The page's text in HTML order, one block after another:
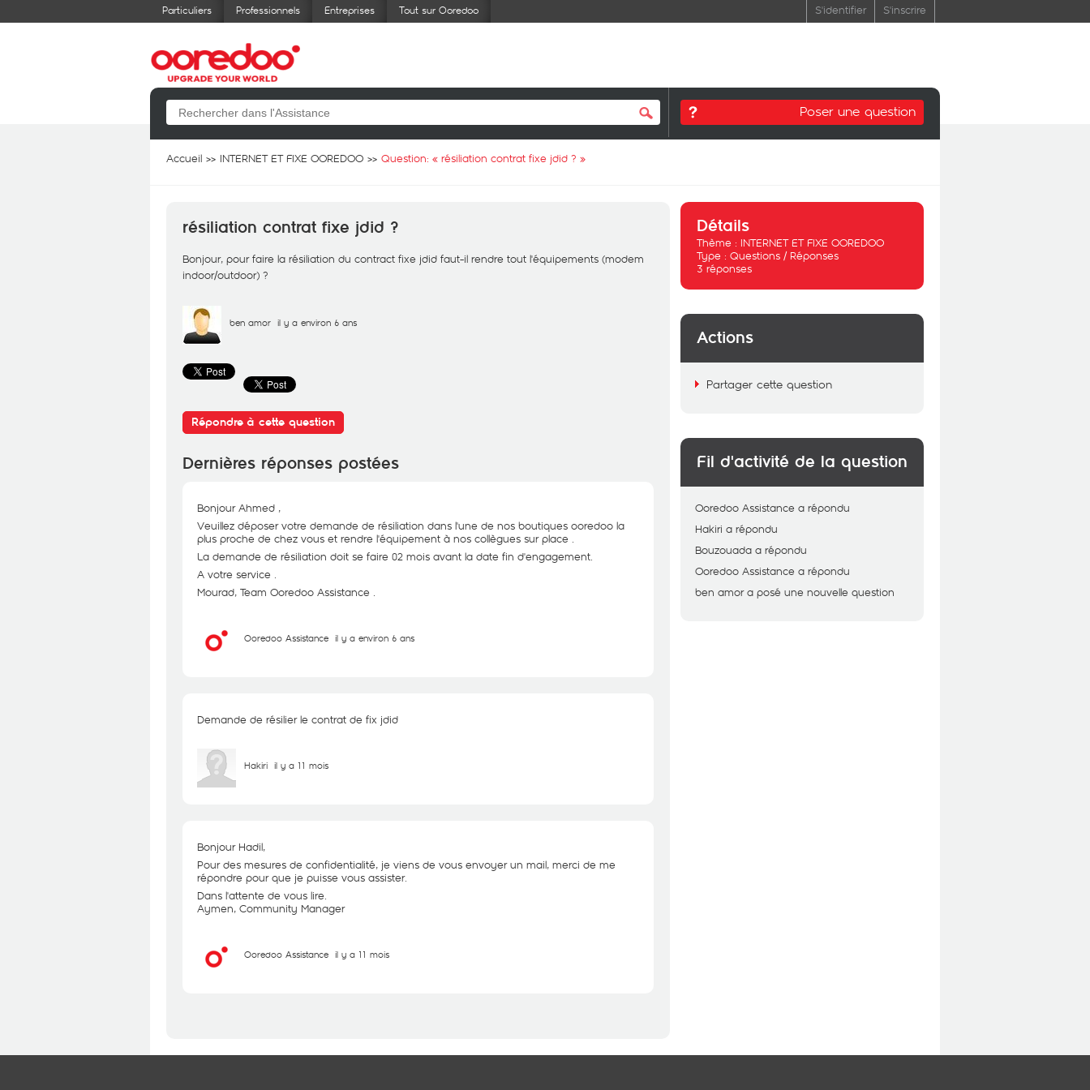
Particuliers Professionnels Entreprises Tout sur Ooredoo S'identifier S'inscrire
Poser une question
Accueil INTERNET ET FIXE OOREDOO Question: « résiliation contrat fixe jdid ? »
résiliation contrat fixe jdid ?
Bonjour, pour faire la résiliation du contract fixe jdid faut-il rendre tout l'équipements (modem
indoor/outdoor) ?
ben amor il y a environ 6 ans
Répondre à cette question
Dernières réponses postées
Bonjour Ahmed ,
Veuillez déposer votre demande de résiliation dans l'une de nos boutiques ooredoo la
plus proche de chez vous et rendre l'équipement à nos collègues sur place .
La demande de résiliation doit se faire 02 mois avant la date fin d'engagement.
A votre service .
Mourad, Team Ooredoo Assistance .
Ooredoo Assistance il y a environ 6 ans
Demande de résilier le contrat de fix jdid
Hakiri il y a 11 mois
Bonjour Hadil,
Pour des mesures de confidentialité, je viens de vous envoyer un mail, merci de me
répondre pour que je puisse vous assister.
Dans l'attente de vous lire.
Aymen, Community Manager
Ooredoo Assistance il y a 11 mois
Détails
Thème : INTERNET ET FIXE OOREDOO
Type : Questions / Réponses
3 réponses
Actions
Partager cette question
Fil d'activité de la question
Ooredoo Assistance a répondu
Hakiri a répondu
Bouzouada a répondu
Ooredoo Assistance a répondu
ben amor a posé une nouvelle question